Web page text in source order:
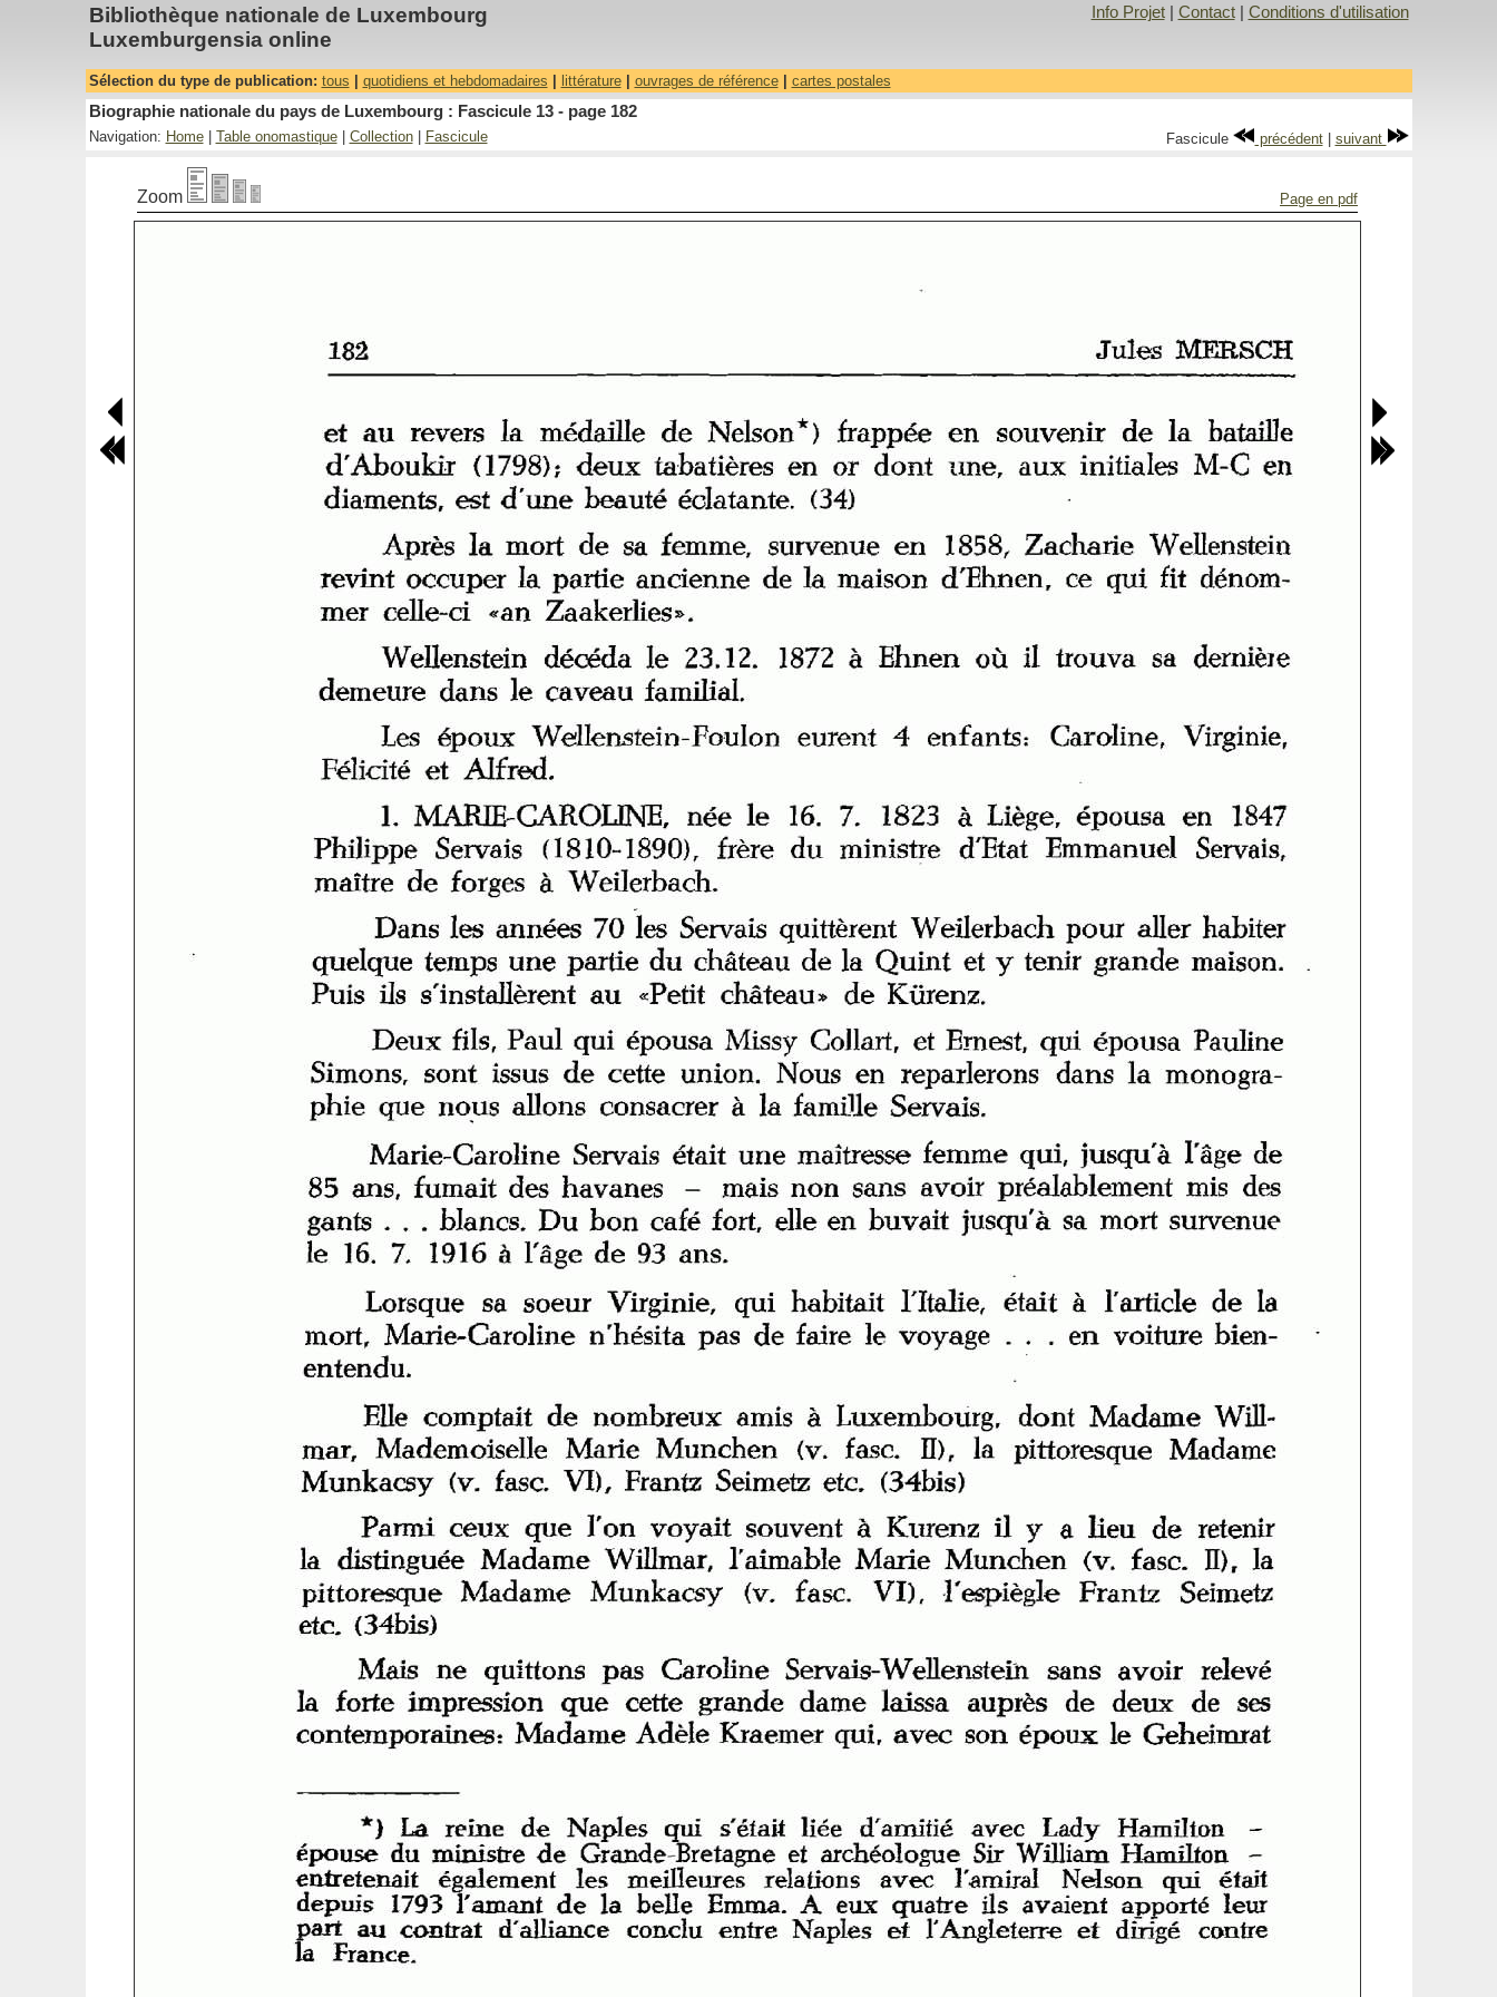
Bibliothèque nationale de Luxembourg
Luxemburgensia online
Info Projet| Contact| Conditions d'utilisation
Sélection du type de publication: tous quotidiens et hebdomadaires littérature| ouvrages de référence| cartes postales
Biographie nationale du pays de Luxembourg : Fascicule 13 - page 182
Navigation: Home| Table onomastique| Collection| Fascicule Fascicule précédent| suivant
Zoom Page en pdf